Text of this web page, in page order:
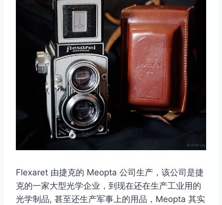
Flexaret 由捷克的 Meopta 公司生产，该公司是捷
克的一家大型光学企业，到现在还在生产工业用的
光学制品, 甚至还生产军事上的用品，Meopta 其实